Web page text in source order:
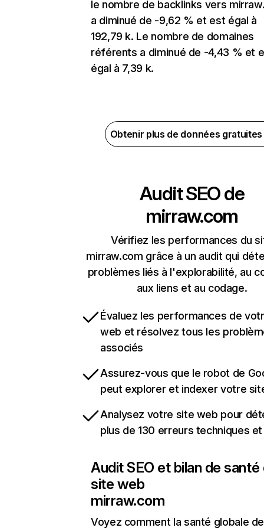
le nombre de backlinks vers
a diminué de -9,62 % et est égal à
192,79 k. Le nombre de domaines
référents a diminué de -4,43 % et
égal à 7,39 k.
Obtenir plus de données
Audit SEO de
mirraw.com
Vérifiez les performances du
mirraw.com grâce à un audit qui
problèmes liés à l'explorabilité, au
aux liens et au codage.
Évaluez les performances de
web et résolvez tous les
associés
Assurez-vous que le robot de
peut explorer et indexer votre
Analysez votre site web pour
plus de 130 erreurs techniques et
Audit SEO et bilan de santé
site web
mirraw.com
Voyez comment la santé globale